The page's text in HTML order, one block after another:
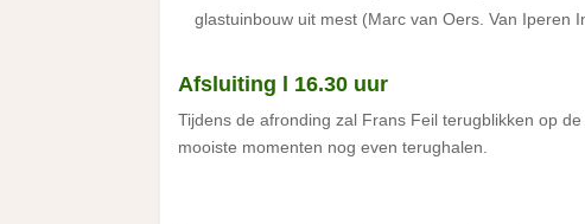
glastuinbouw uit mest (Marc van Oers. Van Iperen
Afsluiting l 16.30 uur
Tijdens de afronding zal Frans Feil terugblikken op
mooiste momenten nog even terughalen.